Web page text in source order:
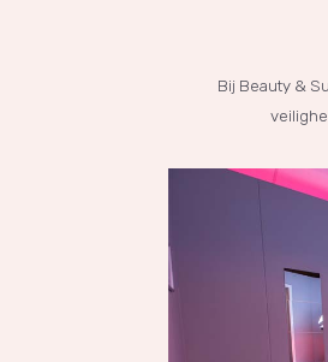
Bij Beauty &